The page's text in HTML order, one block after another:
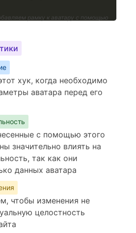
рамку к аватару с помощью
хук, когда необходимо
аватара перед его
с помощью этого
значительно влиять на
так как они
данных аватара
чтобы изменения не
целостность